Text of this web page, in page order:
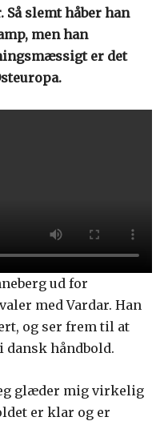
slemt håber han
men han
er det
ud for
med Vardar. Han
og ser frem til at
dansk håndbold.
glæder mig virkelig
er klar og er